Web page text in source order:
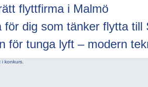
flyttfirma i Malmö
för dig som tänker flytta till
för tunga lyft – modern
i konkurs